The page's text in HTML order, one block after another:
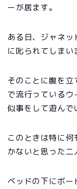
ーが居ます。
ある日、ジャネ
に叱られてしまい
そのことに腹を
で流行っている
似事をして遊んで
このときは特に
かないと思った二
ベッドの下にボー